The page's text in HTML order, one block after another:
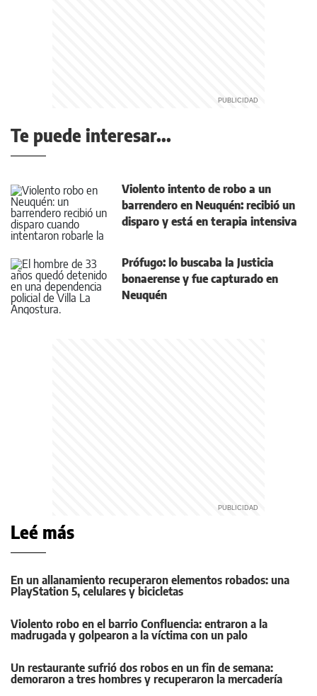
Te puede interesar...
Violento intento de robo a un
barrendero en Neuquén: recibió un
disparo y está en terapia intensiva
Prófugo: lo buscaba la Justicia
bonaerense y fue capturado en
Neuquén
Leé más
En un allanamiento recuperaron elementos robados: una
PlayStation 5, celulares y bicicletas
Violento robo en el barrio Confluencia: entraron a la
madrugada y golpearon a la víctima con un palo
Un restaurante sufrió dos robos en un fin de semana:
demoraron a tres hombres y recuperaron la mercadería